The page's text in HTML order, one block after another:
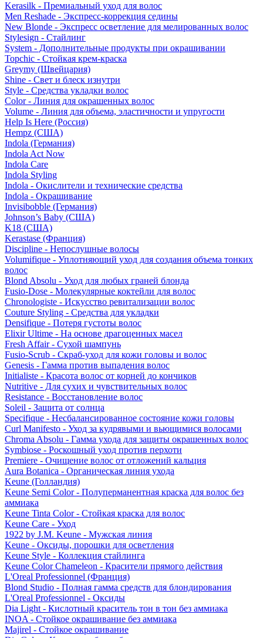
Kerasilk - Премиальный уход для волос
Men Reshade - Экспресс-коррекция седины
New Blonde - Экспресс осветление для мелированных волос
Stylesign - Стайлинг
System - Дополнительные продукты при окрашивании
Topchic - Стойкая крем-краска
Greymy (Швейцария)
Shine - Свет и блеск изнутри
Style - Средства укладки волос
Color - Линия для окрашенных волос
Volume - Линия для объема, эластичности и упругости
Help Is Here (Россия)
Hempz (США)
Indola (Германия)
Indola Act Now
Indola Care
Indola Styling
Indola - Окислители и технические средства
Indola - Окрашивание
Invisibobble (Германия)
Johnson’s Baby (США)
K18 (США)
Kerastase (Франция)
Discipline - Непослушные волосы
Volumifique - Уплотняющий уход для создания объема тонких
волос
Blond Absolu - Уход для любых граней блонда
Fusio-Dose - Молекулярные коктейли для волос
Chronologiste - Искусство ревитализации волос
Couture Styling - Средства для укладки
Densifique - Потеря густоты волос
Elixir Ultime - На основе драгоценных масел
Fresh Affair - Сухой шампунь
Fusio-Scrub - Скраб-уход для кожи головы и волос
Genesis - Гамма против выпадения волос
Initialiste - Красота волос от корней до кончиков
Nutritive - Для сухих и чувствительных волос
Resistance - Восстановление волос
Soleil - Защита от солнца
Specifique - Несбалансированное состояние кожи головы
Curl Manifesto - Уход за кудрявыми и вьющимися волосами
Chroma Absolu - Гамма ухода для защиты окрашенных волос
Symbiose - Роскошный уход против перхоти
Premiere - Очищение волос от отложений кальция
Aura Botanica - Органическая линия ухода
Keune (Голландия)
Keune Semi Color - Полуперманентная краска для волос без
аммиака
Keune Tinta Color - Стойкая краска для волос
Keune Care - Уход
1922 by J.M. Keune - Мужская линия
Keune - Оксиды, порошки для осветления
Keune Style - Коллекция стайлинга
Keune Color Chameleon - Красители прямого действия
L'Oreal Professionnel (Франция)
Blond Studio - Полная гамма средств для блондирования
L'Oreal Professionnel - Оксиды
Dia Light - Кислотный краситель тон в тон без аммиака
INOA - Стойкое окрашивание без аммиака
Majirel - Стойкое окрашивание